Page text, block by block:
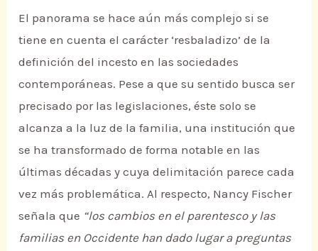
El panorama se hace aún más complejo si se
tiene en cuenta el carácter ‘resbaladizo’ de la
definición del incesto en las sociedades
contemporáneas. Pese a que su sentido busca ser
precisado por las legislaciones, éste solo se
alcanza a la luz de la familia, una institución que
se ha transformado de forma notable en las
últimas décadas y cuya delimitación parece cada
vez más problemática. Al respecto, Nancy Fischer
señala que “los cambios en el parentesco y las
familias en Occidente han dado lugar a preguntas